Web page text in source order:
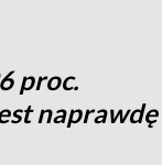
proc.
naprawdę